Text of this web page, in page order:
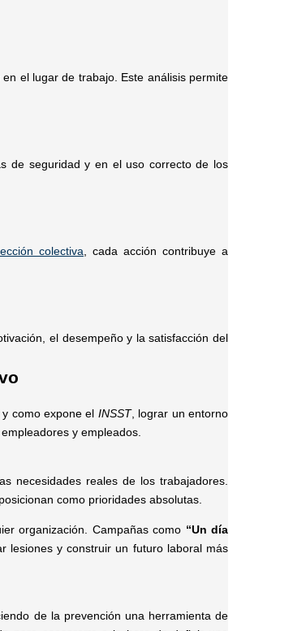
en el lugar de trabajo. Este análisis permite
de seguridad y en el uso correcto de los
colectiva, cada acción contribuye a
el desempeño y la satisfacción del
como expone el INSST, lograr un entorno
y empleados.
necesidades reales de los trabajadores.
como prioridades absolutas.
organización. Campañas como “Un día
lesiones y construir un futuro laboral más
de la prevención una herramienta de